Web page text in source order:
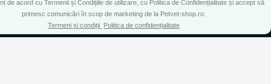
Doar cookie-uri esentiale
Contul meu
Inregistrare
de acord cu Termenii și Condițiile de utilizare, cu Politica de Confidențialitate și accept să
primesc comunicări în scop de marketing de la Petvet-shop.ro.
Termeni și condiții Politica de confidențialitate